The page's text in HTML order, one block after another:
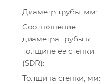
Диаметр трубы, мм
Cоотношение
диаметра трубы к
толщине ее стенки
(SDR)
Толщина стенки, мм